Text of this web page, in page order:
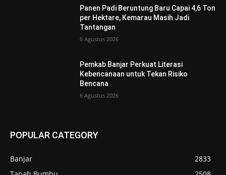
Panen Padi Beruntung Baru Capai 4,6 Ton
per Hektare, Kemarau Masih Jadi
Tantangan
6 Agustus 2026
Pemkab Banjar Perkuat Literasi
Kebencanaan untuk Tekan Risiko
Bencana
6 Agustus 2026
POPULAR CATEGORY
Banjar
2833